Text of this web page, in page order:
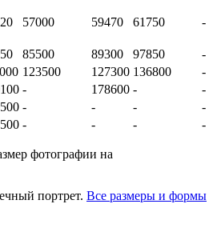
57000 59470 61750 -
85500 89300 97850
-
123500 127300 136800
-
- 178600 -
-
- - -
-
- - - -
фотографии на
портрет. Все размеры и формы